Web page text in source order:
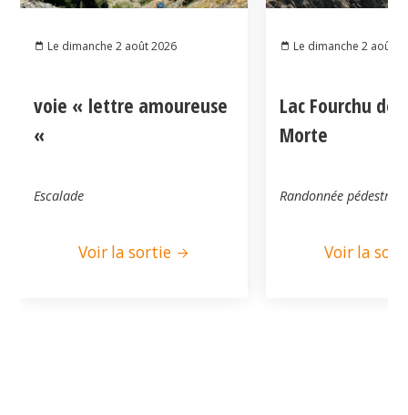
Le dimanche 2 août 2026
voie « lettre amoureuse
«
Escalade
Voir la sortie
Le dimanche 2 août
Lac Fourchu
Morte
Randonnée pédestre
Voir la